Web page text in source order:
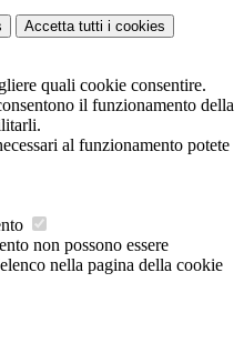
Accetta tutti i cookies
quali cookie consentire.
il funzionamento della
al funzionamento potete
non possono essere
nella pagina della cookie